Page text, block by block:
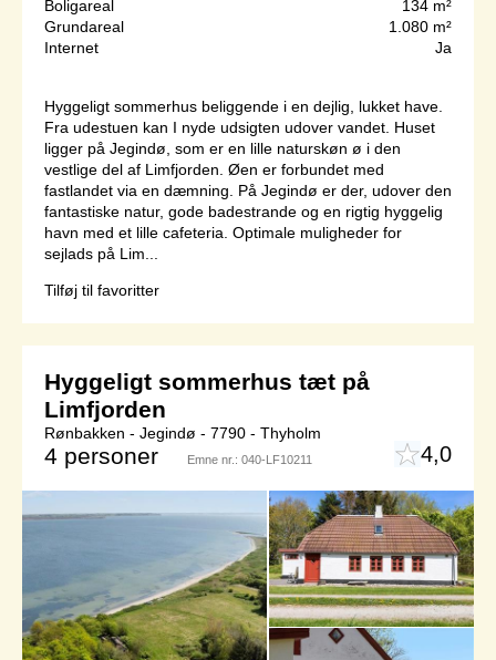
Boligareal
134 m²
Grundareal
1.080 m²
Internet
Ja
Hyggeligt sommerhus beliggende i en dejlig, lukket have.
Fra udestuen kan I nyde udsigten udover vandet. Huset
ligger på Jegindø, som er en lille naturskøn ø i den
vestlige del af Limfjorden. Øen er forbundet med
fastlandet via en dæmning. På Jegindø er der, udover den
fantastiske natur, gode badestrande og en rigtig hyggelig
havn med et lille cafeteria. Optimale muligheder for
sejlads på Lim...
Tilføj til favoritter
Hyggeligt sommerhus tæt på
Limfjorden
Rønbakken - Jegindø - 7790 - Thyholm
4 personer Emne nr.: 040-LF10211 4,0